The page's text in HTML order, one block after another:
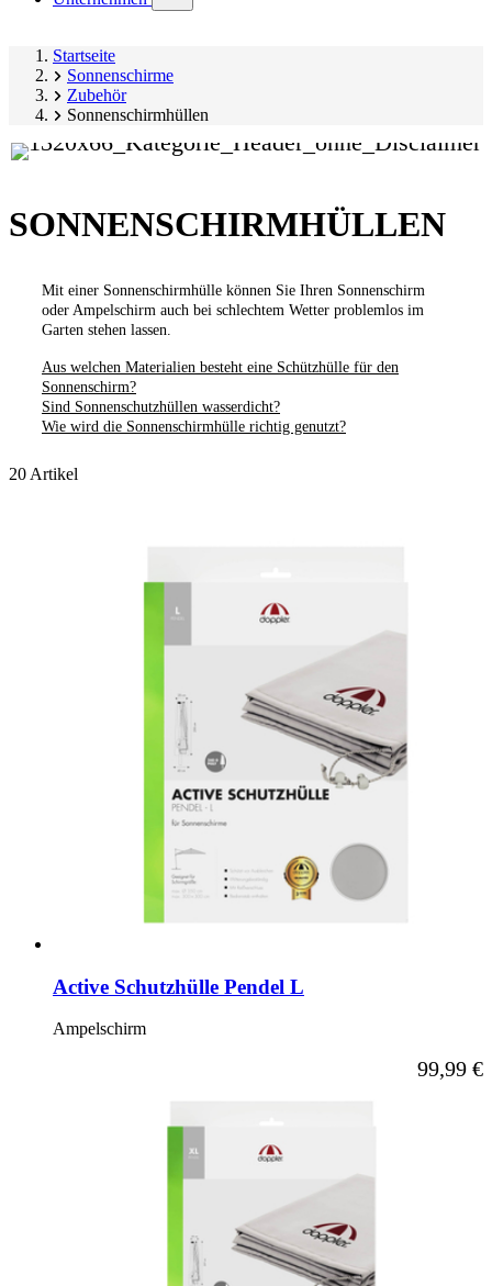
submenu)
Startseite
Sonnenschirme
Zubehör
Sonnenschirmhüllen
SONNENSCHIRMHÜLLEN
Mit einer Sonnenschirmhülle können Sie Ihren Sonnenschirm
oder Ampelschirm auch bei schlechtem Wetter problemlos im
Garten stehen lassen.
Aus welchen Materialien besteht eine Schützhülle für den
Sonnenschirm?
Sind Sonnenschutzhüllen wasserdicht?
Wie wird die Sonnenschirmhülle richtig genutzt?
20 Artikel
Active Schutzhülle Pendel L
Ampelschirm
99,99 €